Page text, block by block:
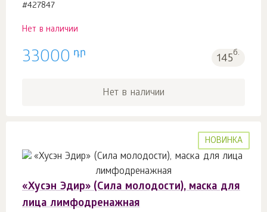
#427847
Нет в наличии
33000 դր 145б.
Нет в наличии
НОВИНКА
«Хусэн Эдир» (Сила молодости), маска для
лица лимфодренажная